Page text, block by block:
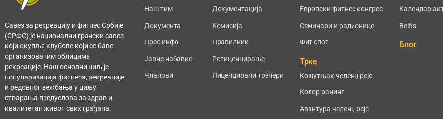
Савез за рекреацију и фитнес Србије
(СРФС) је национални грански савез
који окупља клубове који се баве
организованим облицима
рекреације. Наш основни циљ је
популаризација фитнеса, рекреације
и редовног вежбања у циљу
стварања предуслова за здрав и
квалитетан живот свих грађана.
Наш тим
Документа
Прес инфо
Јавне набавке
Чланови
Документација
Комисија
Правилник
Релиценцирање
Лиценцирани тренери
Европски фитнес конгрес
Семинари и радионице
Фит спот
Трке
Кошутњак челенџ рејс
Колор ранинг
Авантура челенџ рејс
Календар
Belfis
Блог